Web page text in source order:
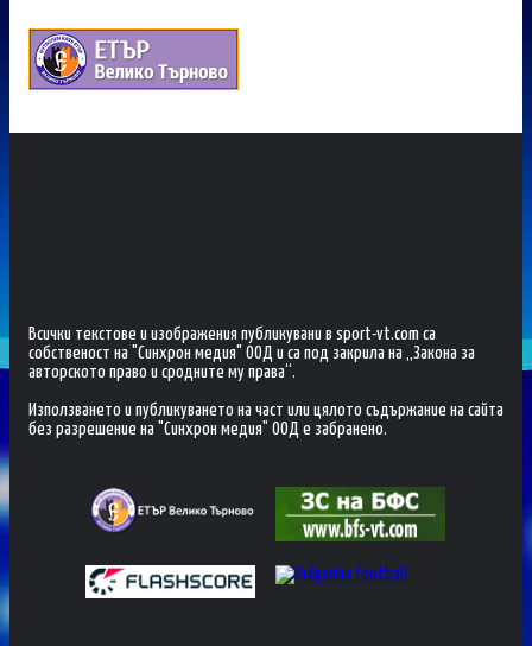
Всички текстове и изображения публикувани в sport-vt.com са
собственост на "Синхрон медия" ООД и са под закрила на „Закона за
авторското право и сродните му права“.
Използването и публикуването на част или цялото съдържание на сайта
без разрешение на "Синхрон медия" ООД е забранено.